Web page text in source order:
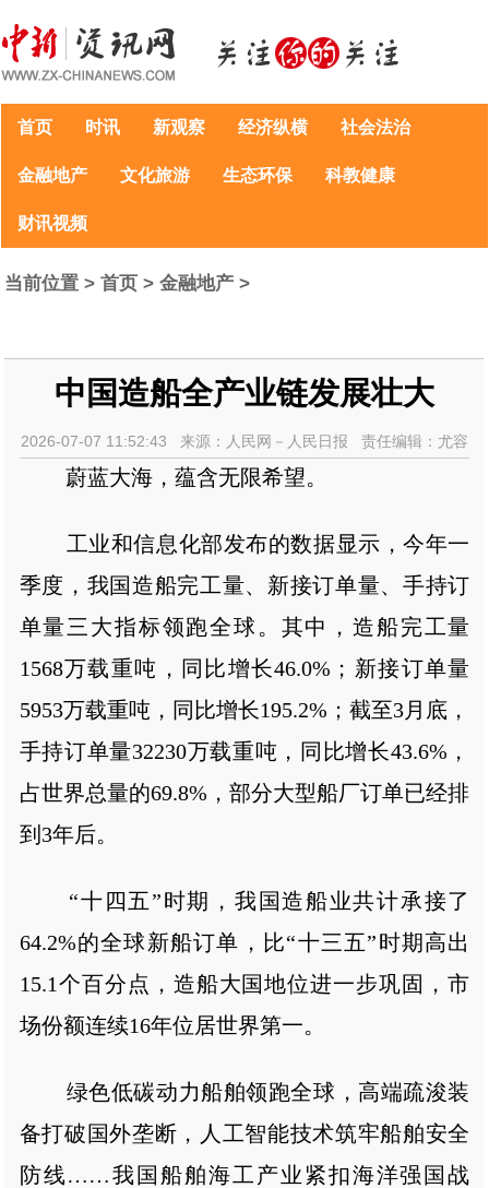
首页 时讯 新观察 经济纵横 社会法治
金融地产 文化旅游 生态环保 科教健康
财讯视频
当前位置 >首页 >金融地产 >
中国造船全产业链发展壮大
2026-07-07 11:52:43 来源：人民网－人民日报 责任编辑：尤容
蔚蓝大海，蕴含无限希望。
工业和信息化部发布的数据显示，今年一
季度，我国造船完工量、新接订单量、手持订
单量三大指标领跑全球。其中，造船完工量
1568万载重吨，同比增长46.0%；新接订单量
5953万载重吨，同比增长195.2%；截至3月底，
手持订单量32230万载重吨，同比增长43.6%，
占世界总量的69.8%，部分大型船厂订单已经排
到3年后。
“十四五”时期，我国造船业共计承接了
64.2%的全球新船订单，比“十三五”时期高出
15.1个百分点，造船大国地位进一步巩固，市
场份额连续16年位居世界第一。
绿色低碳动力船舶领跑全球，高端疏浚装
备打破国外垄断，人工智能技术筑牢船舶安全
防线……我国船舶海工产业紧扣海洋强国战